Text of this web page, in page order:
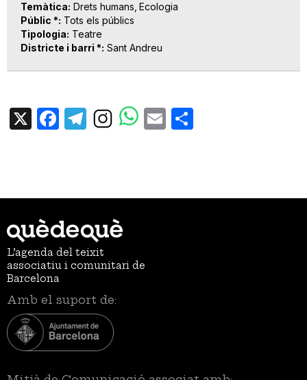
Temàtica Drets humans Ecologia
Públic * Tots els públics
Tipologia Teatre
Districte i barri * Sant Andreu
X Facebook
TelegramEmail
L’agenda del teixit
associatiu i comunitari de
Barcelona
Amb el suport de: